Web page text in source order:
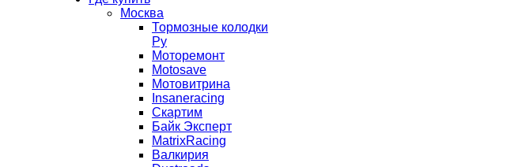
Москва
Тормозные колодки
Ру
Моторемонт
Motosave
Мотовитрина
Insaneracing
Скартим
Байк Эксперт
MatrixRacing
Валкирия